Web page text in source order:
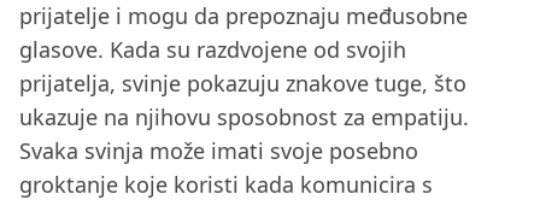
prijatelje i mogu da prepoznaju međusobne
glasove. Kada su razdvojene od svojih
prijatelja, svinje pokazuju znakove tuge, što
ukazuje na njihovu sposobnost za empatiju.
Svaka svinja može imati svoje posebno
groktanje koje koristi kada komunicira s